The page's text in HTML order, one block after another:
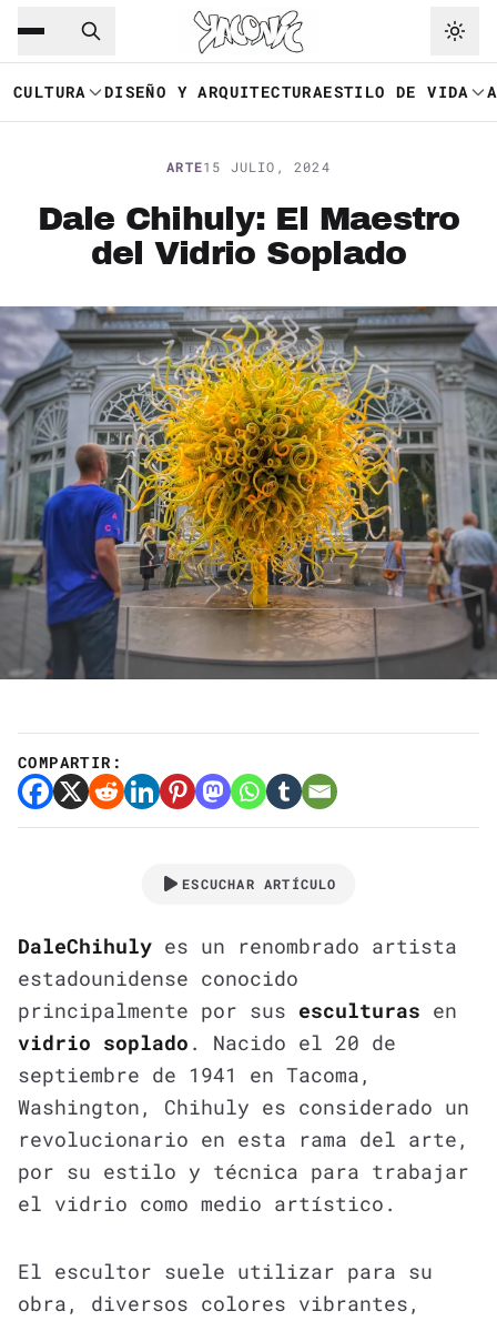
Saltar al contenido principal
CULTURA DISEÑO Y ARQUITECTURAESTILO DE VIDA
ARTE15 JULIO, 2024
Dale Chihuly: El Maestro
del Vidrio Soplado
COMPARTIR:
ESCUCHAR ARTÍCULO
DaleChihuly es un renombrado artista
estadounidense conocido
principalmente por sus esculturas en
vidrio soplado . Nacido el 20 de
septiembre de 1941 en Tacoma,
Washington, Chihuly es considerado un
revolucionario en esta rama del arte,
por su estilo y técnica para trabajar
el vidrio como medio artístico.
El escultor suele utilizar para su
obra, diversos colores vibrantes,